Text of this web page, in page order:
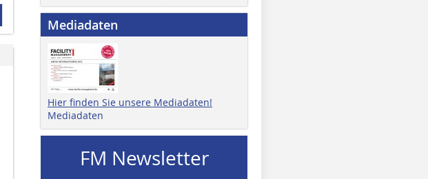
Mediadaten
Hier finden Sie unsere Mediadaten!
Mediadaten
FM Newsletter